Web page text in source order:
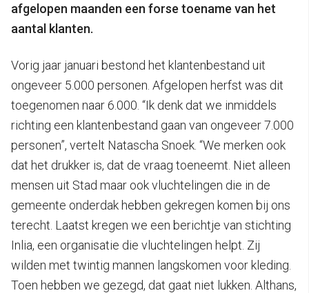
afgelopen maanden een forse toename van het
aantal klanten.
Vorig jaar januari bestond het klantenbestand uit
ongeveer 5.000 personen. Afgelopen herfst was dit
toegenomen naar 6.000. “Ik denk dat we inmiddels
richting een klantenbestand gaan van ongeveer 7.000
personen”, vertelt Natascha Snoek. “We merken ook
dat het drukker is, dat de vraag toeneemt. Niet alleen
mensen uit Stad maar ook vluchtelingen die in de
gemeente onderdak hebben gekregen komen bij ons
terecht. Laatst kregen we een berichtje van stichting
Inlia, een organisatie die vluchtelingen helpt. Zij
wilden met twintig mannen langskomen voor kleding.
Toen hebben we gezegd, dat gaat niet lukken. Althans,